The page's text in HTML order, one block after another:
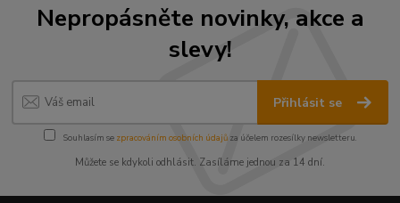
Nepropásněte novinky, akce a
slevy!
Přihlásit se
Souhlasím se zpracováním osobních údajůza účelem rozesílky newsletteru.
Můžete se kdykoli odhlásit. Zasíláme jednou za 14 dní.